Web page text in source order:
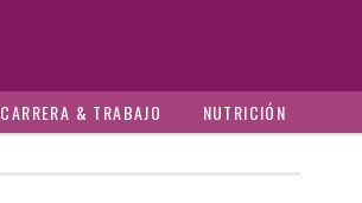
CARRERA & TRABAJO NUTRICIÓN